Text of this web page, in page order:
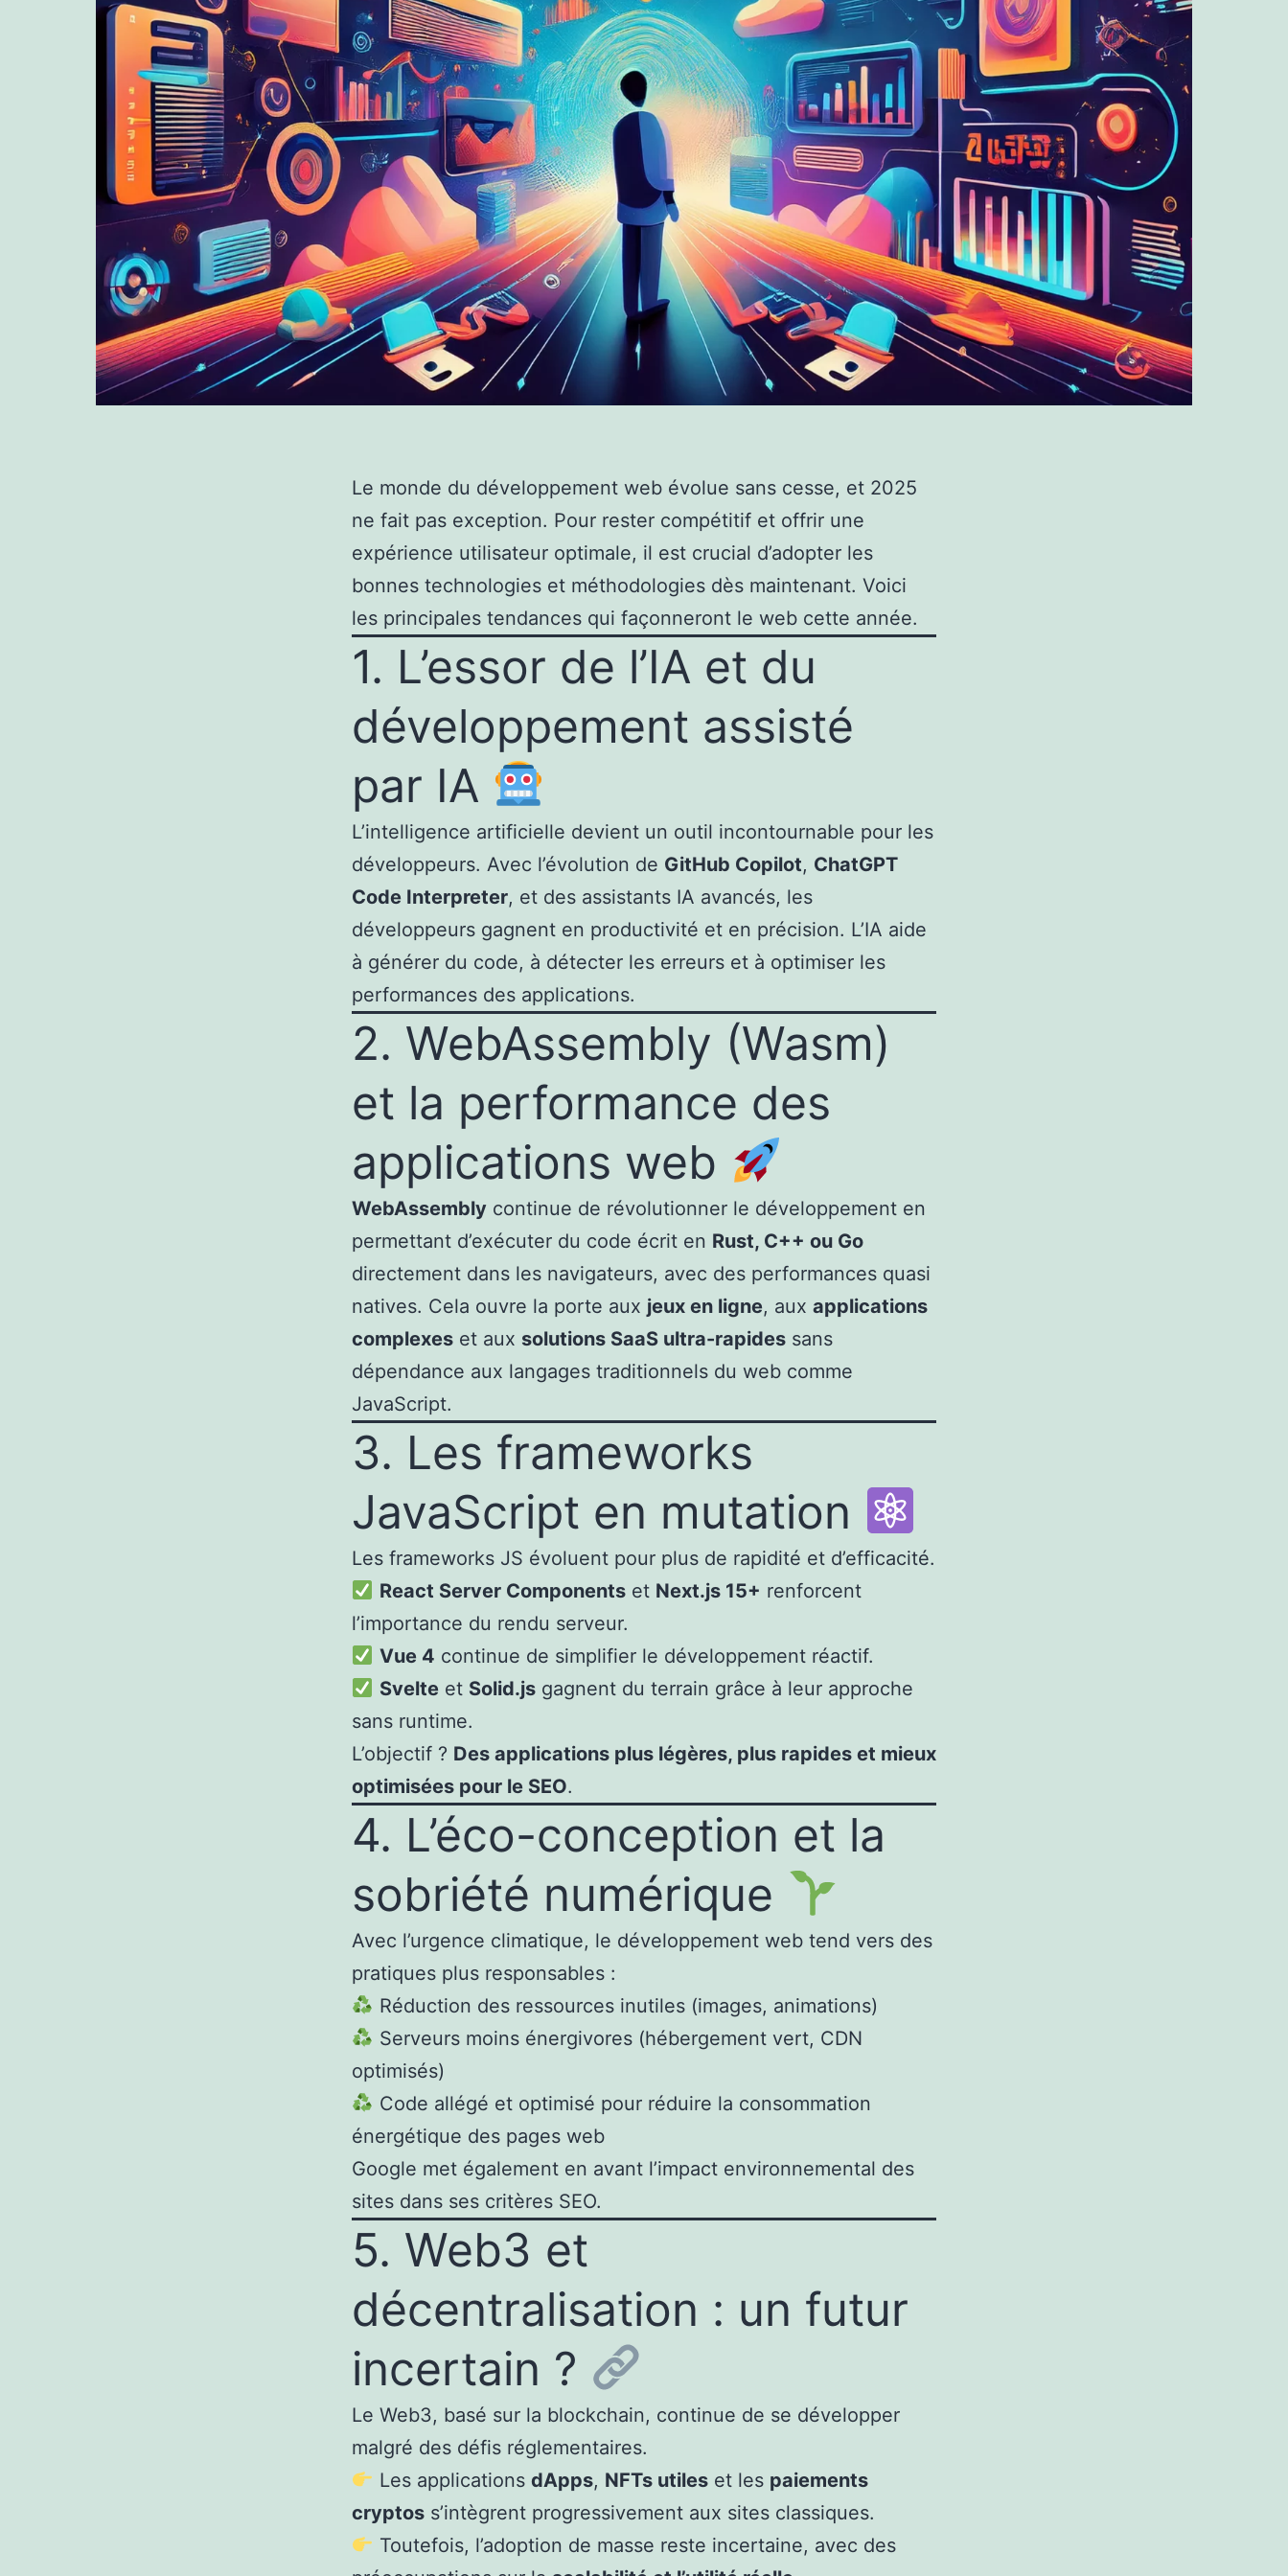
Le monde du développement web évolue sans cesse, et 2025
ne fait pas exception. Pour rester compétitif et offrir une
expérience utilisateur optimale, il est crucial d’adopter les
bonnes technologies et méthodologies dès maintenant. Voici
les principales tendances qui façonneront le web cette année.
1. L’essor de l’IA et du
développement assisté
par IA
L’intelligence artificielle devient un outil incontournable pour les
développeurs. Avec l’évolution de GitHub Copilot, ChatGPT
Code Interpreter, et des assistants IA avancés, les
développeurs gagnent en productivité et en précision. L’IA aide
à générer du code, à détecter les erreurs et à optimiser les
performances des applications.
2. WebAssembly (Wasm)
et la performance des
applications web
WebAssembly continue de révolutionner le développement en
permettant d’exécuter du code écrit en Rust, C++ ou Go
directement dans les navigateurs, avec des performances quasi
natives. Cela ouvre la porte aux jeux en ligne, aux applications
complexes et aux solutions SaaS ultra-rapides sans
dépendance aux langages traditionnels du web comme
JavaScript.
3. Les frameworks
JavaScript en mutation
Les frameworks JS évoluent pour plus de rapidité et d’efficacité.
React Server Componentset Next.js 15+ renforcent
l’importance du rendu serveur.
Vue 4 continue de simplifier le développement réactif.
Svelteet Solid.jsgagnent du terrain grâce à leur approche
sans runtime.
L’objectif ? Des applications plus légères, plus rapides et mieux
optimisées pour le SEO.
4. L’éco-conception et la
sobriété numérique
Avec l’urgence climatique, le développement web tend vers des
pratiques plus responsables :
Réduction des ressources inutiles (images, animations)
Serveurs moins énergivores (hébergement vert, CDN
optimisés)
Code allégé et optimisé pour réduire la consommation
énergétique des pages web
Google met également en avant l’impact environnemental des
sites dans ses critères SEO.
5. Web3 et
décentralisation : un futur
incertain ?
Le Web3, basé sur la blockchain, continue de se développer
malgré des défis réglementaires.
Les applications dApps, NFTs utileset les paiements
cryptos s’intègrent progressivement aux sites classiques.
Toutefois, l’adoption de masse reste incertaine, avec des